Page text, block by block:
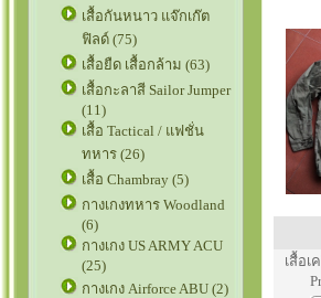
เสื้อกันหนาว แจ๊กเก๊ต
ฟิลด์ (75)
เสื้อยืด เสื้อกล้าม (63)
เสื้อกะลาสี Sailor Jumper
(11)
เสื้อ Tactical / แฟชั่น
ทหาร (26)
เสื้อ Chambray (5)
กางเกงทหาร Woodland
(6)
กางเกง US ARMY ACU
(25)
กางเกง Airforce ABU (2)
เสื้อเ